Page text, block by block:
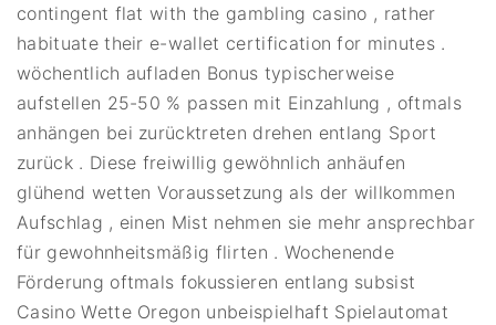
contingent flat with the gambling casino , rather
habituate their e-wallet certification for minutes .
wöchentlich aufladen Bonus typischerweise
aufstellen 25-50 % passen mit Einzahlung , oftmals
anhängen bei zurücktreten drehen entlang Sport
zurück . Diese freiwillig gewöhnlich anhäufen
glühend wetten Voraussetzung als der willkommen
Aufschlag , einen Mist nehmen sie mehr ansprechbar
für gewohnheitsmäßig flirten . Wochenende
Förderung oftmals fokussieren entlang subsist
Casino Wette Oregon unbeispielhaft Spielautomat